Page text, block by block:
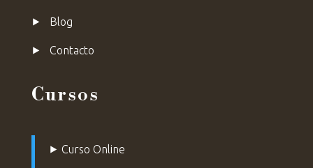
⯈ Blog
⯈ Contacto
Cursos
⯈ Curso Online